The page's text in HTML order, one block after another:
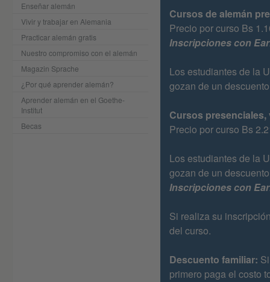
Enseñar alemán
Vivir y trabajar en Alemania
Practicar alemán gratis
Nuestro compromiso con el alemán
Magazin Sprache
¿Por qué aprender alemán?
Aprender alemán en el Goethe-
Institut
Becas
Cursos de alemán
Precio por curso Bs
Inscripciones con
Los estudiantes de la
gozan de un
Cursos
Precio por curso Bs
Los estudiantes de la
gozan de un
Inscripciones con
Si realiza su
del curso.
Descuento familiar:
primero paga el costo